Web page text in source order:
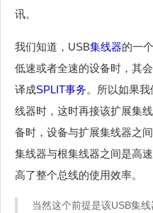
讯。
我们知道，USB集线器的一
低速或者全速的设备时，其
译成SPLIT事务。所以如果
线器时，这时再接该扩展集
备时，设备与扩展集线器之
集线器与根集线器之间是高
高了整个总线的使用效率。
当然这个前提是该USB集